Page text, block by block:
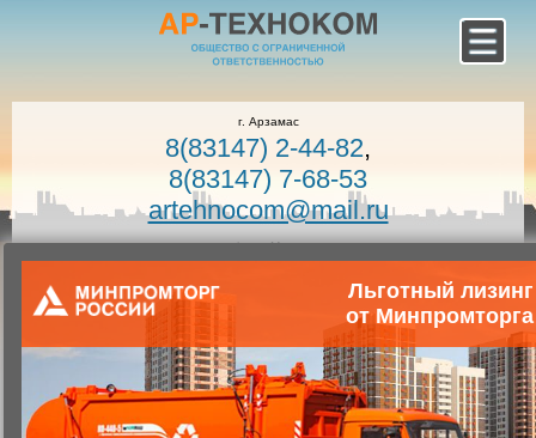
г. Арзамас
8(83147) 2-44-82,
8(83147) 7-68-53
artehnocom@mail.ru
офис г. Москва
Звонок по России бесплатный!
Заказать звонок
Главная
Каталог коммунальной техники
Коммунальная техника
Запчасти для коммунальной техники
Льготный лизинг
от Минпромторга